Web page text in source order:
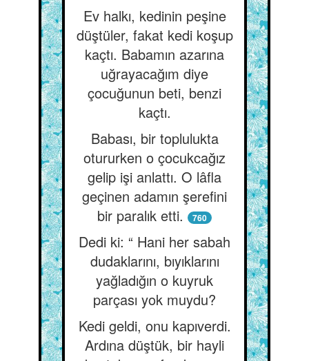
Ev halkı, kedinin peşine
düştüler, fakat kedi koşup
kaçtı. Babamın azarına
uğrayacağım diye
çocuğunun beti, benzi
kaçtı.
Babası, bir toplulukta
otururken o çocukcağız
gelip işi anlattı. O lâfla
geçinen adamın şerefini
bir paralık etti.
760
Dedi ki: “ Hani her sabah
dudaklarını, bıyıklarını
yağladığın o kuyruk
parçası yok muydu?
Kedi geldi, onu kapıverdi.
Ardına düştük, bir hayli